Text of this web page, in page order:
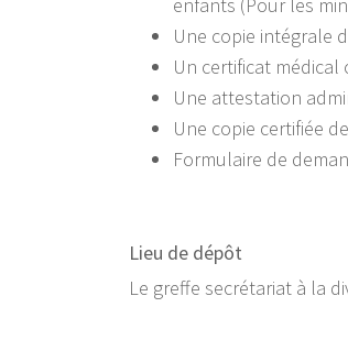
Une copie intégrale
Un certificat
Une attestation
Une copie certifiée
Formulaire de
Lieu de dépôt
Le greffe secrétariat à la